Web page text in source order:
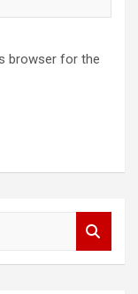
browser for the